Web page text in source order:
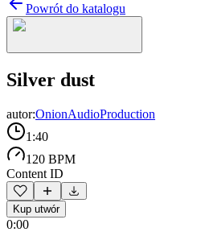
Powrót do katalogu
Silver dust
autor:OnionAudioProduction
1:40
120 BPM
Content ID
Kup utwór
0:00